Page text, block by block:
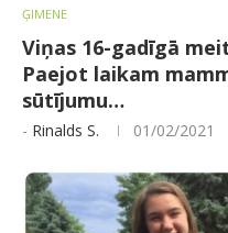
ĢIMENE
Viņas 16-gadīgā
Paejot laikam
sūtījumu…
- Rinalds S. 01/02/2021